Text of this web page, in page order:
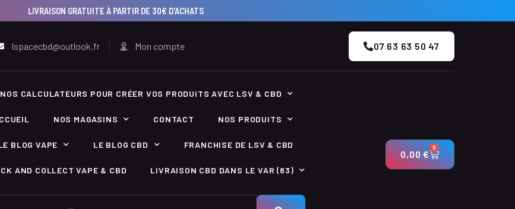
LIVRAISON GRATUITE À PARTIR DE 30€ D'ACHATS
lspacecbd@outlook.fr Mon compte 07 63 63 50 47
CALCULATEURS POUR CRÉER VOS PRODUITS AVEC LSV & CBD
NOS MAGASINS CONTACT NOS PRODUITS
BLOG VAPE LE BLOG CBD FRANCHISE DE LSV & CBD
AND COLLECT VAPE & CBD LIVRAISON CBD DANS LE VAR (83)
0,00€
0